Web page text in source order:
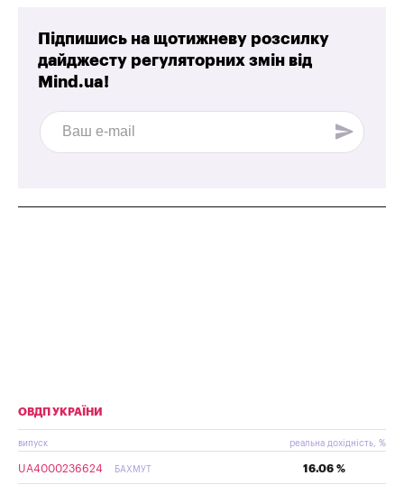
Підпишись на щотижневу розсилку
дайджесту регуляторних змін від
Mind.ua!
ОВДП УКРАЇНИ
випуск реальна дохідність, %
UA4000236624 БАХМУТ 16.06 %